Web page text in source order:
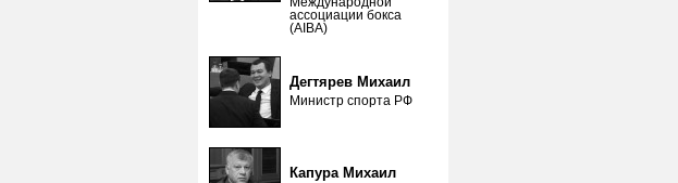
ассоциации бокса
(AIBA)
Дегтярев Михаил
Министр спорта РФ
Капура Михаил